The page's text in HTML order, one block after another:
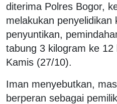
diterima Polres Bogor,
melakukan penyelidikan
penyuntikan,
tabung 3 kilogram ke
Kamis (27/10).
Iman menyebutkan,
berperan sebagai